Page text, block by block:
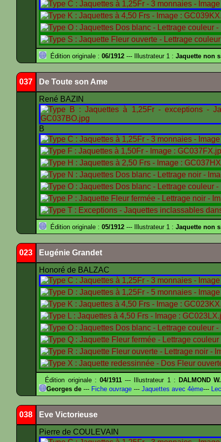
Édition originale : 06/1912 --- Illustrateur 1 : Jaquette non
037 De Toute son Ame
René BAZIN
B
Édition originale : 05/1912 --- Illustrateur 1 : Jaquette non
023 Eugénie Grandet
Honoré de BALZAC
Édition originale :04/1911 --- Illustrateur 1 : DALMOND W.
Georges de --- Fiche ouvrage --- Jaquettes avec 4ème---
038 Eve Victorieuse
Pierre de COULEVAIN